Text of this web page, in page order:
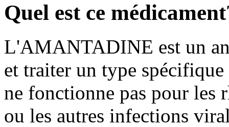
Quel est ce
L'AMANTADINE est un
et traiter un type
ne fonctionne pas pour les
ou les autres infections